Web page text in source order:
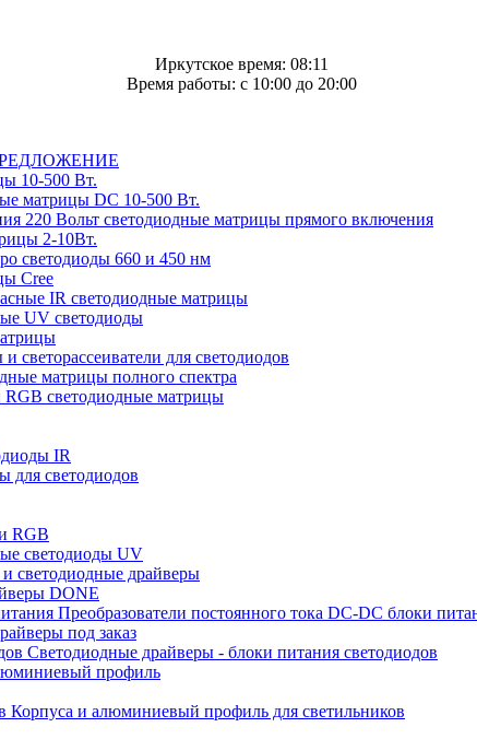
Иркутское время: 08:11
Время работы: c 10:00 до 20:00
10-500 Вт.
матрицы DC 10-500 Вт.
220 Вольт cветодиодные матрицы прямого включения
2-10Вт.
светодиоды 660 и 450 нм
Cree
IR светодиодные матрицы
UV светодиоды
светорассеиватели для светодиодов
матрицы полного спектра
светодиодные матрицы
IR
для светодиодов
RGB
светодиоды UV
светодиодные драйверы
DONE
Преобразователи постоянного тока DC-DC блоки
под заказ
Светодиодные драйверы - блоки питания светодиодов
профиль
Корпуса и алюминиевый профиль для светильников